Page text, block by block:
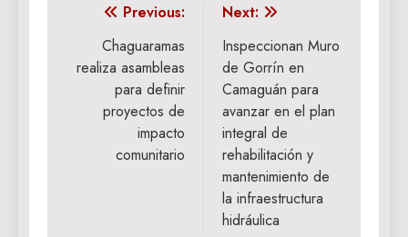
Navegación
entradas
Previous:
Chaguaramas
realiza asambleas
para definir
proyectos de
impacto
comunitario
Next:
Inspeccionan Muro
de Gorrín en
Camaguán para
avanzar en el plan
integral de
rehabilitación y
mantenimiento de
la infraestructura
hidráulica